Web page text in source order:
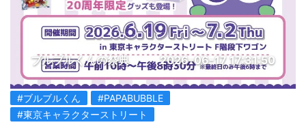
ブルブルくんの祭典 2026-06-17 17:31:50
#ブルブルくん
#PAPABUBBLE
#東京キャラクターストリート